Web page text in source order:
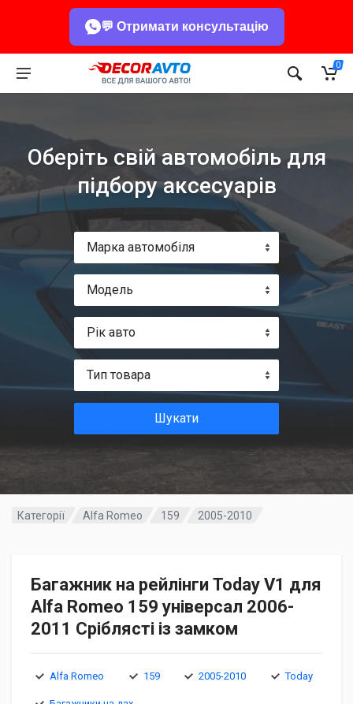
💬 Отримати консультацію
0
Оберіть свій автомобіль для
підбору аксесуарів
Марка автомобіля
Модель
Рік авто
Тип товара
Шукати
Категорії Alfa Romeo 159 2005-2010
Багажник на рейлінги Today V1 для
Alfa Romeo 159 універсал 2006-
2011 Сріблясті із замком
Alfa Romeo 159 2005-2010 Today